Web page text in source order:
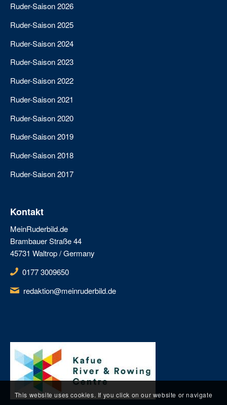
Ruder-Saison 2026
Ruder-Saison 2025
Ruder-Saison 2024
Ruder-Saison 2023
Ruder-Saison 2022
Ruder-Saison 2021
Ruder-Saison 2020
Ruder-Saison 2019
Ruder-Saison 2018
Ruder-Saison 2017
Kontakt
MeinRuderbild.de
Brambauer Straße 44
45731 Waltrop / Germany
0177 3009650
redaktion@meinruderbild.de
This website uses cookies. If you click on our website or navigate